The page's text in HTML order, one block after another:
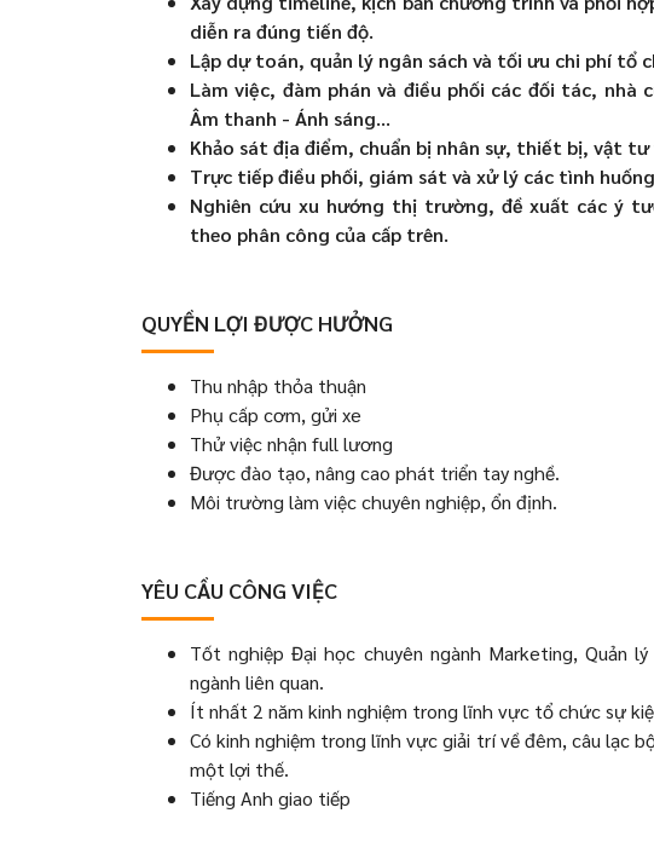
diễn ra đúng tiến độ.
Lập dự toán, quản lý ngân sách và tối ưu chi phí tổ
Làm việc, đàm phán và điều phối các đối tác, nhà
Âm thanh - Ánh sáng...
Khảo sát địa điểm, chuẩn bị nhân sự, thiết bị, vật
Trực tiếp điều phối, giám sát và xử lý các tình
Nghiên cứu xu hướng thị trường, đề xuất các ý
theo phân công của cấp trên.
QUYỀN LỢI ĐƯỢC HƯỞNG
Thu nhập thỏa thuận
Phụ cấp cơm, gửi xe
Thử việc nhận full lương
Được đào tạo, nâng cao phát triển tay nghề.
Môi trường làm việc chuyên nghiệp, ổn định.
YÊU CẦU CÔNG VIỆC
Tốt nghiệp Đại học chuyên ngành Marketing, Quản
ngành liên quan.
Ít nhất 2 năm kinh nghiệm trong lĩnh vực tổ chức sự
Có kinh nghiệm trong lĩnh vực giải trí về đêm, câu lạc
một lợi thế.
Tiếng Anh giao tiếp